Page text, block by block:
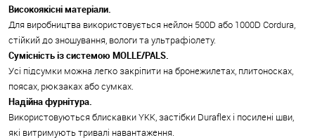
Високоякісні матеріали.
Для виробництва використовується нейлон 500D або 1000D Cordura,
стійкий до зношування, вологи та ультрафіолету.
Сумісність із системою MOLLE/PALS.
Усі підсумки можна легко закріпити на бронежилетах, плитоносках,
поясах, рюкзаках або сумках.
Надійна фурнітура.
Використовуються блискавки YKK, застібки Duraflex і посилені шви,
які витримують тривалі навантаження.